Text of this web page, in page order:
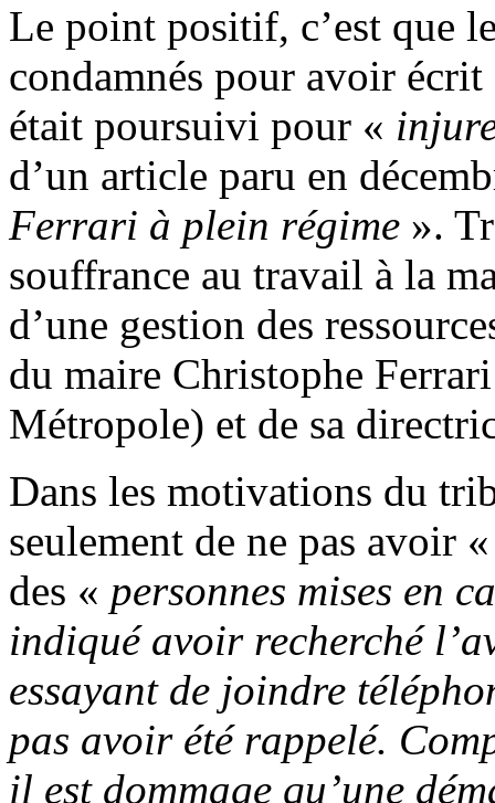
Le point positif, c’est que
condamnés pour avoir
était poursuivi pour «
d’un article paru en
Ferrari à plein régime ».
souffrance au travail à la
d’une gestion des
du maire Christophe
Métropole) et de sa
Dans les motivations du
seulement de ne pas avoir
des « personnes mises en
indiqué avoir recherché
essayant de joindre
pas avoir été rappelé.
il est dommage qu’une